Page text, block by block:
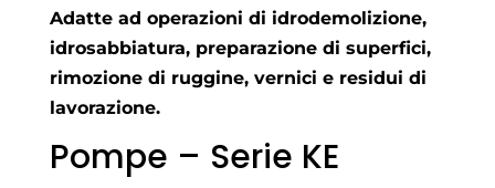
Adatte ad operazioni di idrodemolizione,
idrosabbiatura, preparazione di superfici,
rimozione di ruggine, vernici e residui di
lavorazione.
Pompe – Serie KE